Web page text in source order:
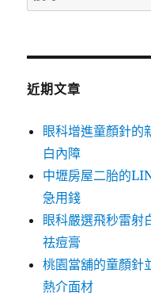
尋
鍵
近期文章
眼科增進童顏針的
白內障
中壢房屋二胎的
急用錢
眼科嚴選飛秒雷射
祛痘膏
桃園當舖的童顏針
熱介面材